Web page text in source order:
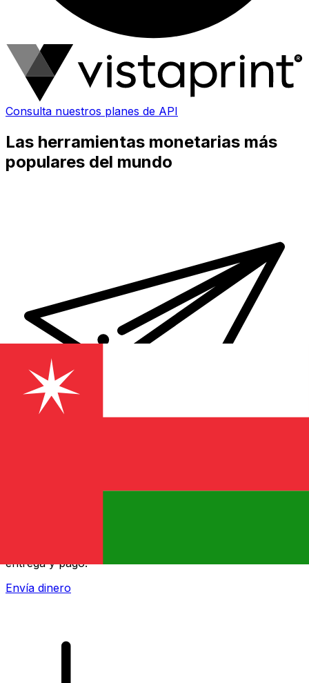
Consulta nuestros planes de API
Las herramientas monetarias más
populares del mundo
entrega y pago.
Envía dinero